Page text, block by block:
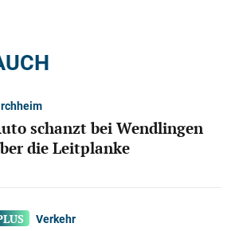
schanzt bei Wendlingen
die Leitplanke
Verkehr